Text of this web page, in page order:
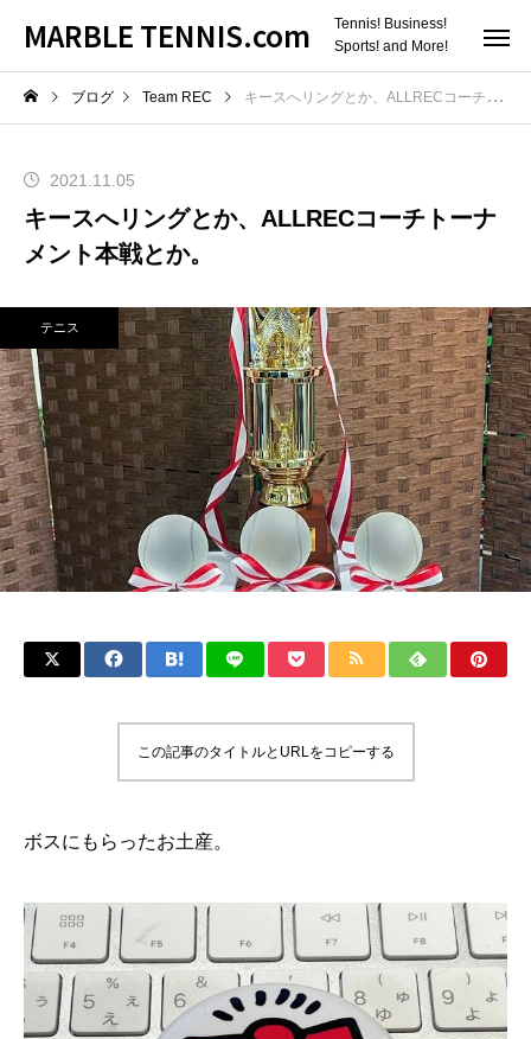
MARBLE TENNIS.com
Tennis! Business!
Sports! and More!
ブログ Team REC キースへリングとか、ALLRECコーチトーナメント本戦とか。
2021.11.05
キースへリングとか、ALLRECコーチトーナ
メント本戦とか。
テニス
この記事のタイトルとURLをコピーする
ボスにもらったお土産。